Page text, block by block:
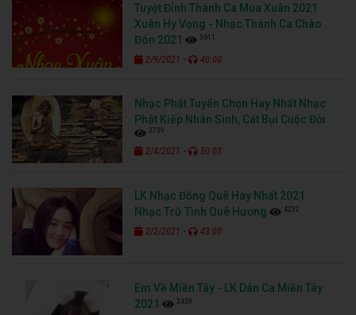
Tuyệt Đỉnh Thánh Ca Mùa Xuân 2021
Xuân Hy Vọng - Nhạc Thánh Ca Chào
Đón 2021
3611
2/9/2021 - 40:00
Nhạc Phật Tuyển Chọn Hay Nhất Nhạc
Phật Kiếp Nhân Sinh, Cát Bụi Cuộc Đời
3739
2/4/2021 - 50:03
LK Nhạc Đồng Quê Hay Nhất 2021
Nhạc Trữ Tình Quê Hương
4252
2/2/2021 - 43:00
Em Về Miền Tây - LK Dân Ca Miền Tây
2021
3439